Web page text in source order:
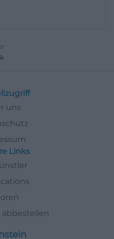
uns
Links